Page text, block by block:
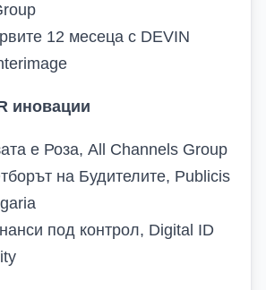
12 месеца с DEVIN
иновации
е Роза, All Channels Group
на Будителите, Publicis
под контрол, Digital ID